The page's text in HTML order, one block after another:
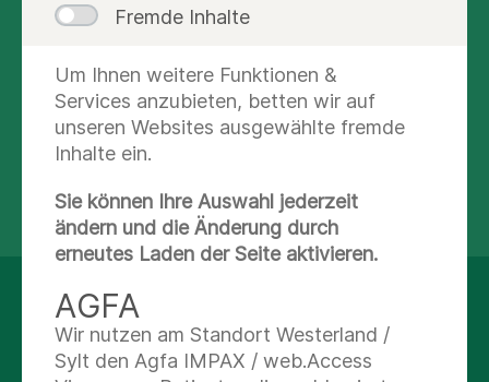
kümmern wir uns um die Diagnose und
Menschen. Dabei berücksichtigen wir jederzeit
ihre Einschränkungen und individuelle
Lebenssituation.
UNSER KOMPETENTES
TEAM KÜMMERT SICH UM
Fremde Inhalte
Um Ihnen weitere Funktionen &
Services anzubieten, betten wir auf
unseren Websites ausgewählte fremde
Inhalte ein.
Sie können Ihre Auswahl jederzeit
ändern und die Änderung durch
erneutes Laden der Seite aktivieren.
AGFA
Wir nutzen am Standort Westerland /
Sylt den Agfa IMPAX / web.Access